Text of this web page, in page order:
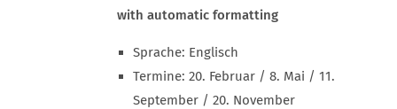
with automatic formatting
Sprache: Englisch
Termine: 20. Februar / 8. Mai / 11.
September / 20. November